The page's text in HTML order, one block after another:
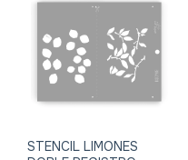
STENCIL LIMONES